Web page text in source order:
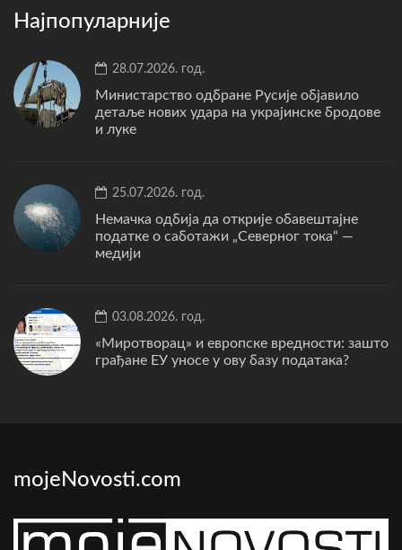
Најпопуларније
28.07.2026. год.
Министарство одбране Русије објавило
детаље нових удара на украјинске бродове
и луке
25.07.2026. год.
Немачка одбија да открије обавештајне
податке о саботажи „Северног тока“ —
медији
03.08.2026. год.
«Миротворац» и европске вредности: зашто
грађане ЕУ уносе у ову базу података?
mojeNovosti.com